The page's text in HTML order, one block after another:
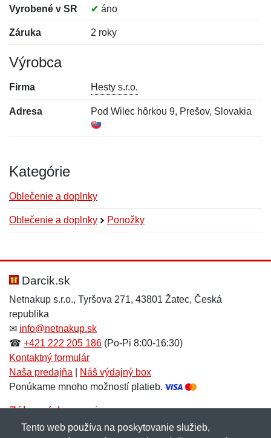
Vyrobené v SR ✔ áno
Záruka 2 roky
Výrobca
Firma Hesty s.r.o.
Adresa Pod Wilec hôrkou 9, Prešov, Slovakia
Kategórie
Oblečenie a doplnky
Oblečenie a doplnky Ponožky
Hodnotenie:
Meno:*
E-mail:
Meno:
E-mail:*
Správa*
Darcik.sk
Netnakup s.r.o., Tyršova 271, 43801 Žatec, Česká
republika
✉ info@netnakup.sk
☎ +421 222 205 186 (Po-Pi 8:00-16:30)
Kontaktný formulár
Naša predajňa
Náš výdajný box
Ponúkame mnoho možností platieb.
Zákaznícky servis
Novinky emailom
Tento web používa na poskytovanie služieb,